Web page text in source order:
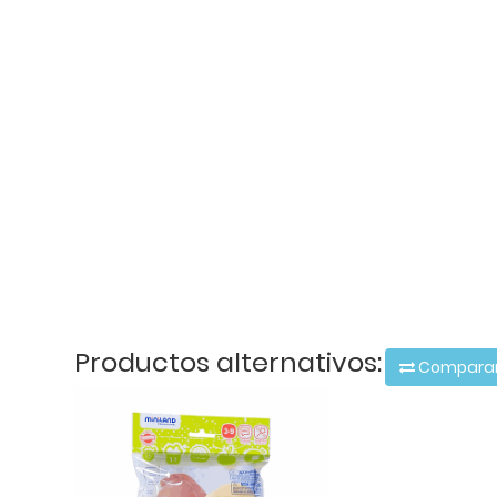
Productos alternativos: